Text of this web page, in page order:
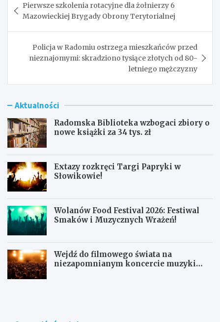
wpisu
Pierwsze szkolenia rotacyjne dla żołnierzy 6
Mazowieckiej Brygady Obrony Terytorialnej
Policja w Radomiu ostrzega mieszkańców przed
nieznajomymi: skradziono tysiące złotych od 80-
letniego mężczyzny
Aktualności
Radomska Biblioteka wzbogaci zbiory o
nowe książki za 34 tys. zł
Extazy rozkręci Targi Papryki w
Słowikowie!
Wolanów Food Festival 2026: Festiwal
Smaków i Muzycznych Wrażeń!
Wejdź do filmowego świata na
niezapomnianym koncercie muzyki
R
E